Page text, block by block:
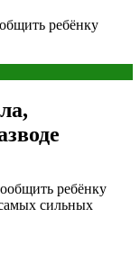
ребёнку
ребёнку
сильных